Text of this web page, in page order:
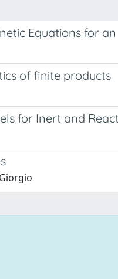
Equations for
of finite products
for Inert and